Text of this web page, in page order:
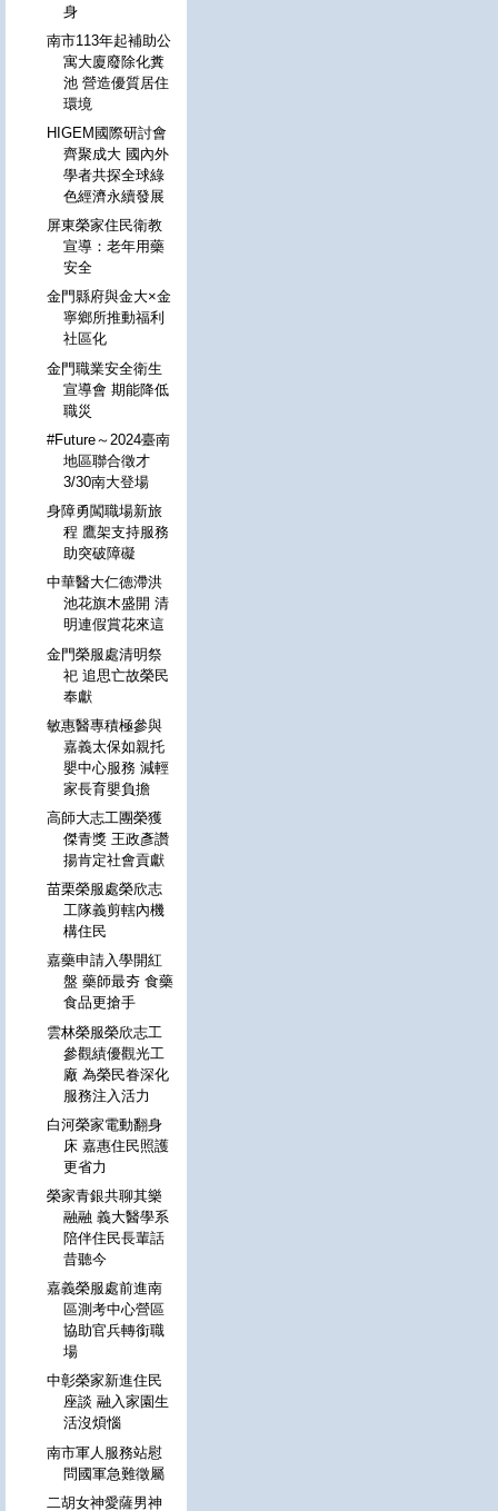
身
南市113年起補助公
寓大廈廢除化糞
池 營造優質居住
環境
HIGEM國際研討會
齊聚成大 國內外
學者共探全球綠
色經濟永續發展
屏東榮家住民衛教
宣導：老年用藥
安全
金門縣府與金大×金
寧鄉所推動福利
社區化
金門職業安全衛生
宣導會 期能降低
職災
#Future～2024臺南
地區聯合徵才
3/30南大登場
身障勇闖職場新旅
程 鷹架支持服務
助突破障礙
中華醫大仁德滯洪
池花旗木盛開 清
明連假賞花來這
金門榮服處清明祭
祀 追思亡故榮民
奉獻
敏惠醫專積極參與
嘉義太保如親托
嬰中心服務 減輕
家長育嬰負擔
高師大志工團榮獲
傑青獎 王政彥讚
揚肯定社會貢獻
苗栗榮服處榮欣志
工隊義剪轄內機
構住民
嘉藥申請入學開紅
盤 藥師最夯 食藥
食品更搶手
雲林榮服榮欣志工
參觀績優觀光工
廠 為榮民眷深化
服務注入活力
白河榮家電動翻身
床 嘉惠住民照護
更省力
榮家青銀共聊其樂
融融 義大醫學系
陪伴住民長輩話
昔聽今
嘉義榮服處前進南
區測考中心營區
協助官兵轉銜職
場
中彰榮家新進住民
座談 融入家園生
活沒煩惱
南市軍人服務站慰
問國軍急難徵屬
二胡女神愛薩男神